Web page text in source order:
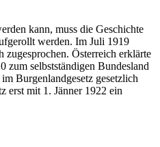
kann, muss die Geschichte
werden. Im Juli 1919
zugesprochen. Österreich erklärte
zum selbstständigen Bundesland
Burgenlandgesetz gesetzlich
erst mit 1. Jänner 1922 ein